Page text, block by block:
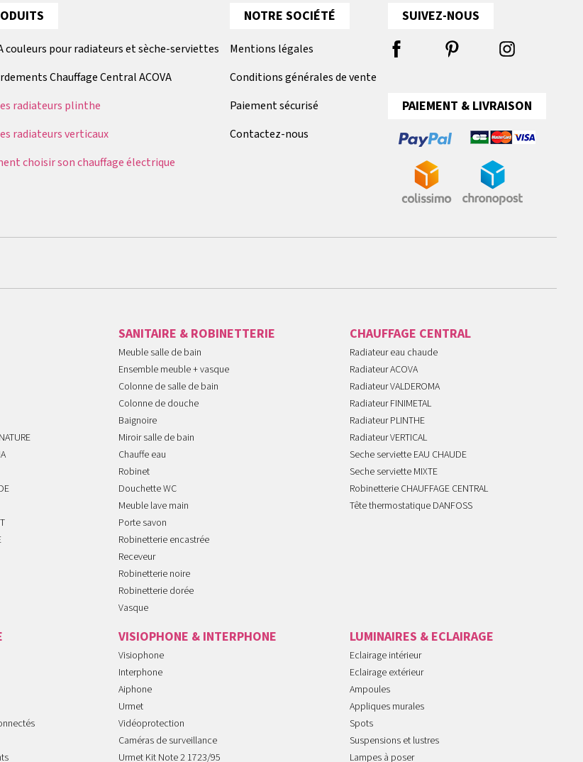
couleurs pour radiateurs et sèche-serviettes
Chauffage Central ACOVA
radiateurs plinthe
radiateurs verticaux
choisir son chauffage électrique
NOTRE SOCIÉTÉ
Mentions légales
Conditions générales de vente
Paiement sécurisé
Contactez-nous
SUIVEZ-NOUS
PAIEMENT & LIVRAISON
SANITAIRE & ROBINETTERIE
Meuble salle de bain
Ensemble meuble + vasque
Colonne de salle de bain
Colonne de douche
Baignoire
Miroir salle de bain
Chauffe eau
Robinet
Douchette WC
Meuble lave main
Porte savon
Robinetterie encastrée
Receveur
Robinetterie noire
Robinetterie dorée
Vasque
CHAUFFAGE CENTRAL
Radiateur eau chaude
Radiateur ACOVA
Radiateur VALDEROMA
Radiateur FINIMETAL
Radiateur PLINTHE
Radiateur VERTICAL
Seche serviette EAU CHAUDE
Seche serviette MIXTE
Robinetterie CHAUFFAGE CENTRAL
Tête thermostatique DANFOSS
VISIOPHONE & INTERPHONE
Visiophone
Interphone
Aiphone
Urmet
Vidéoprotection
Caméras de surveillance
Urmet Kit Note 2 1723/95
LUMINAIRES & ECLAIRAGE
Eclairage intérieur
Eclairage extérieur
Ampoules
Appliques murales
Spots
Suspensions et lustres
Lampes à poser